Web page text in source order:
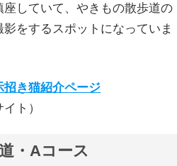
していて、やきもの散歩道の
をするスポットになっていま
招き猫紹介ページ
ト）
・Aコース